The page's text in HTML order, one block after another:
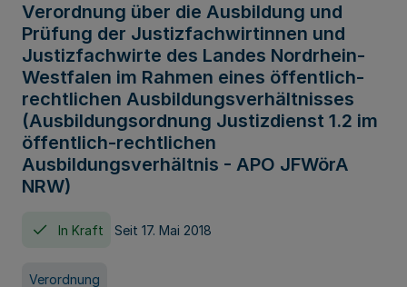
Verordnung über die Ausbildung und
Prüfung der Justizfachwirtinnen und
Justizfachwirte des Landes Nordrhein-
Westfalen im Rahmen eines öffentlich-
rechtlichen Ausbildungsverhältnisses
(Ausbildungsordnung Justizdienst 1.2 im
öffentlich-rechtlichen
Ausbildungsverhältnis - APO JFWörA
NRW)
In Kraft Seit 17. Mai 2018
Verordnung